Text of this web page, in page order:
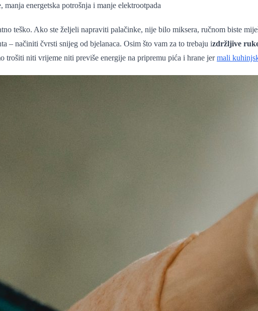
energetska potrošnja i manje elektrootpada
teško. Ako ste željeli napraviti palačinke, nije bilo miksera, ručnom biste
– načiniti čvrsti snijeg od bjelanaca. Osim što vam za to trebaju izdržljive
trošiti niti vrijeme niti previše energije na pripremu pića i hrane jermali